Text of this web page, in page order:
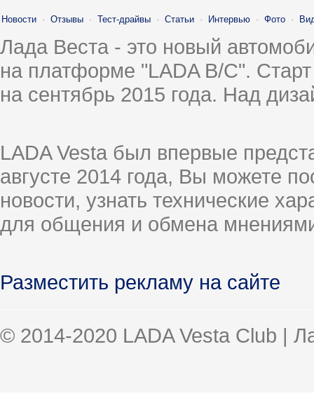
Новости · Отзывы · Тест-драйвы · Статьи · Интервью · Фото ·
Лада Веста - это новый
на платформе "LADA B/C".
на сентябрь 2015 года. Над
LADA Vesta был впервые
августе 2014 года, Вы можете
новости, узнать технические
для общения и обмена
Разместить рекламу на сайте
© 2014-2020 LADA Vesta Club |